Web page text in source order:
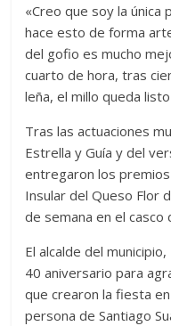
«Creo que soy la única
hace esto de forma
del gofio es mucho
cuarto de hora, tras
leña, el millo queda
Tras las actuaciones
Estrella y Guía y del
entregaron los
Insular del Queso Flor
de semana en el casco
El alcalde del
40 aniversario para
que crearon la fiesta
persona de Santiago